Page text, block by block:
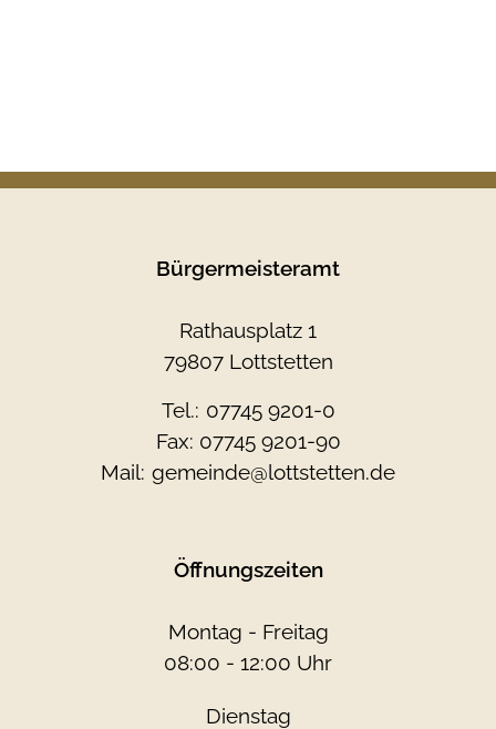
Bürgermeisteramt
Rathausplatz 1
79807 Lottstetten
Tel.: 07745 9201-0
Fax: 07745 9201-90
Mail: gemeinde@lottstetten.de
Öffnungszeiten
Montag - Freitag
08:00 - 12:00 Uhr
Dienstag